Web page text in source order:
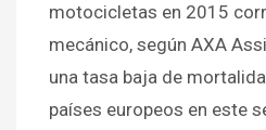
motocicletas en 2015
mecánico, según AXA
una tasa baja de
países europeos en este